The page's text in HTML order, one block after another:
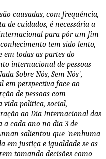
causadas, com frequência,
de cuidados, é necessária a
para pôr um fim
tem sido lento,
todas as partes do
internacional de pessoas
Sobre Nós, Sem Nós',
em perspectiva face ao
de pessoas com
vida política, social,
ao Dia Internacional das
a cada ano no dia 3 de
salientou que 'nenhuma
em justiça e igualdade se as
tomando decisões como